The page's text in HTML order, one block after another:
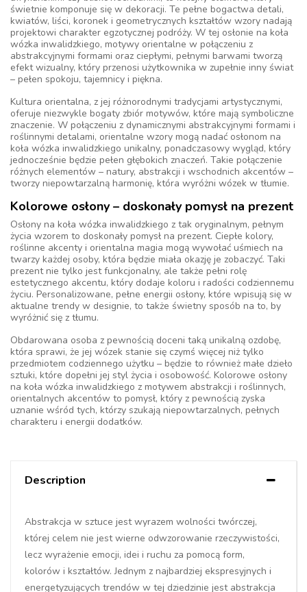
świetnie komponuje się w dekoracji. Te pełne bogactwa detali,
kwiatów, liści, koronek i geometrycznych kształtów wzory nadają
projektowi charakter egzotycznej podróży. W tej osłonie na koła
wózka inwalidzkiego, motywy orientalne w połączeniu z
abstrakcyjnymi formami oraz ciepłymi, pełnymi barwami tworzą
efekt wizualny, który przenosi użytkownika w zupełnie inny świat
– pełen spokoju, tajemnicy i piękna.
Kultura orientalna, z jej różnorodnymi tradycjami artystycznymi,
oferuje niezwykle bogaty zbiór motywów, które mają symboliczne
znaczenie. W połączeniu z dynamicznymi abstrakcyjnymi formami i
roślinnymi detalami, orientalne wzory mogą nadać osłonom na
koła wózka inwalidzkiego unikalny, ponadczasowy wygląd, który
jednocześnie będzie pełen głębokich znaczeń. Takie połączenie
różnych elementów – natury, abstrakcji i wschodnich akcentów –
tworzy niepowtarzalną harmonię, która wyróżni wózek w tłumie.
Kolorowe osłony – doskonały pomysł na prezent
Osłony na koła wózka inwalidzkiego z tak oryginalnym, pełnym
życia wzorem to doskonały pomysł na prezent. Ciepłe kolory,
roślinne akcenty i orientalna magia mogą wywołać uśmiech na
twarzy każdej osoby, która będzie miała okazję je zobaczyć. Taki
prezent nie tylko jest funkcjonalny, ale także pełni rolę
estetycznego akcentu, który dodaje koloru i radości codziennemu
życiu. Personalizowane, pełne energii osłony, które wpisują się w
aktualne trendy w designie, to także świetny sposób na to, by
wyróżnić się z tłumu.
Obdarowana osoba z pewnością doceni taką unikalną ozdobę,
która sprawi, że jej wózek stanie się czymś więcej niż tylko
przedmiotem codziennego użytku – będzie to również małe dzieło
sztuki, które dopełni jej styl życia i osobowość. Kolorowe osłony
na koła wózka inwalidzkiego z motywem abstrakcji i roślinnych,
orientalnych akcentów to pomysł, który z pewnością zyska
uznanie wśród tych, którzy szukają niepowtarzalnych, pełnych
charakteru i energii dodatków.
Description
Abstrakcja w sztuce jest wyrazem wolności twórczej,
której celem nie jest wierne odwzorowanie rzeczywistości,
lecz wyrażenie emocji, idei i ruchu za pomocą form,
kolorów i kształtów. Jednym z najbardziej ekspresyjnych i
energetyzujących trendów w tej dziedzinie jest abstrakcja